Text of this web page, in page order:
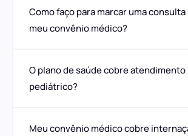
Como faço para marcar uma
meu convênio médico?
O plano de saúde cobre atendimento
pediátrico?
Meu convênio médico cobre